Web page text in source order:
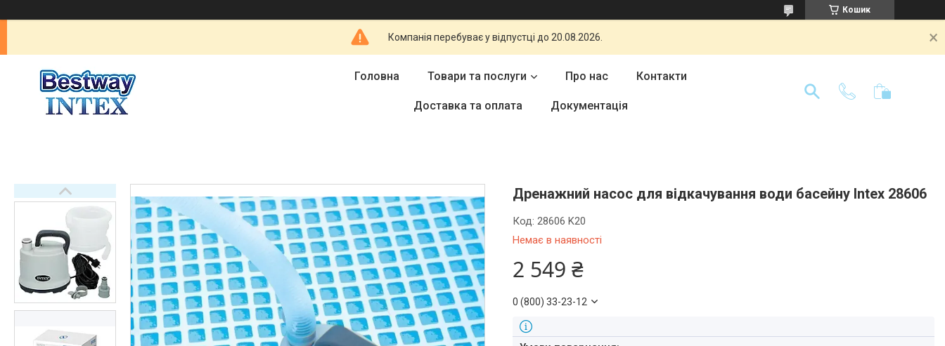
Кошик
Компанія перебуває у відпустці до 20.08.2026.
Головна Товари та послуги Про нас Контакти
Доставка та оплата Документація
Дренажний насос для відкачування води басейну Intex 28606
Немає в наявності
Код:28606 K20
2 549 ₴
0 (800) 33-23-12